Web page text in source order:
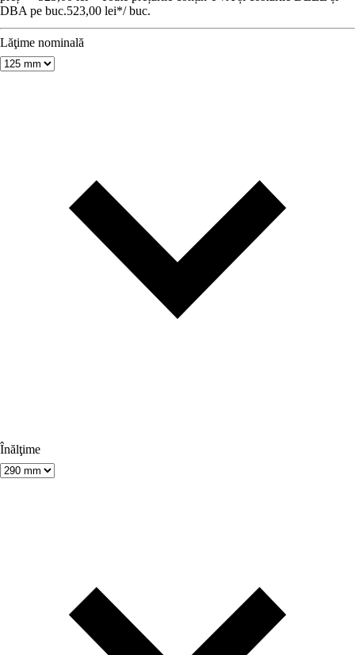
DBA pe buc.523,00 lei*/ buc.
Lăţime nominală
Înălţime